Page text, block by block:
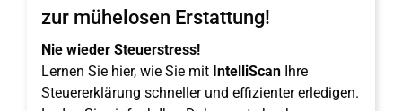
zur mühelosen Erstattung!
Nie wieder Steuerstress!
Lernen Sie hier, wie Sie mit IntelliScan Ihre
Steuererklärung schneller und effizienter erledigen.